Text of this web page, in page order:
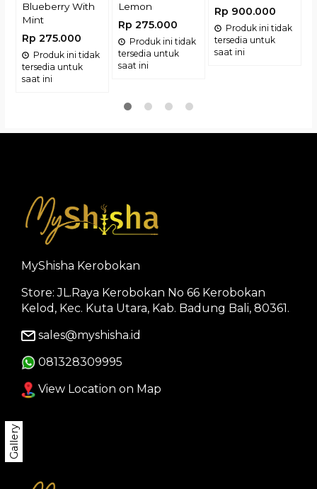
Blueberry With
Mint
Rp 275.000
Produk ini tidak
tersedia untuk
saat ini
Lemon
Rp 275.000
Produk ini tidak
tersedia untuk
saat ini
Rp 900.000
Produk ini tidak
tersedia untuk
saat ini
Gallery
MyShisha Kerobokan
Store: JL.Raya Kerobokan No 66 Kerobokan
Kelod, Kec. Kuta Utara, Kab. Badung Bali, 80361.
sales@myshisha.id
081328309995
View Location on Map